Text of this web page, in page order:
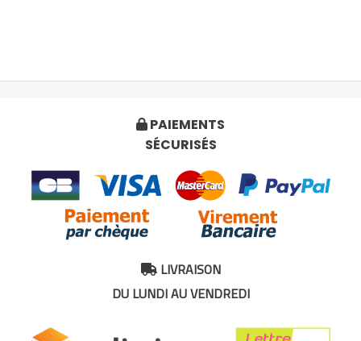
 PAIEMENTS
SÉCURISÉS
LIVRAISON
DU LUNDI AU VENDREDI